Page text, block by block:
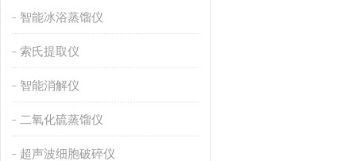
智能冰浴蒸馏仪
索氏提取仪
智能消解仪
二氧化硫蒸馏仪
超声波细胞破碎仪